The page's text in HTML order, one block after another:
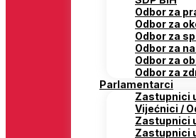
Odbor za
Odbor za
Odbor za
Odbor za
Odbor za
Odbor za
Parlamentarci
Zastupnici
Vijećnici /
Zastupnici
Zastupnici